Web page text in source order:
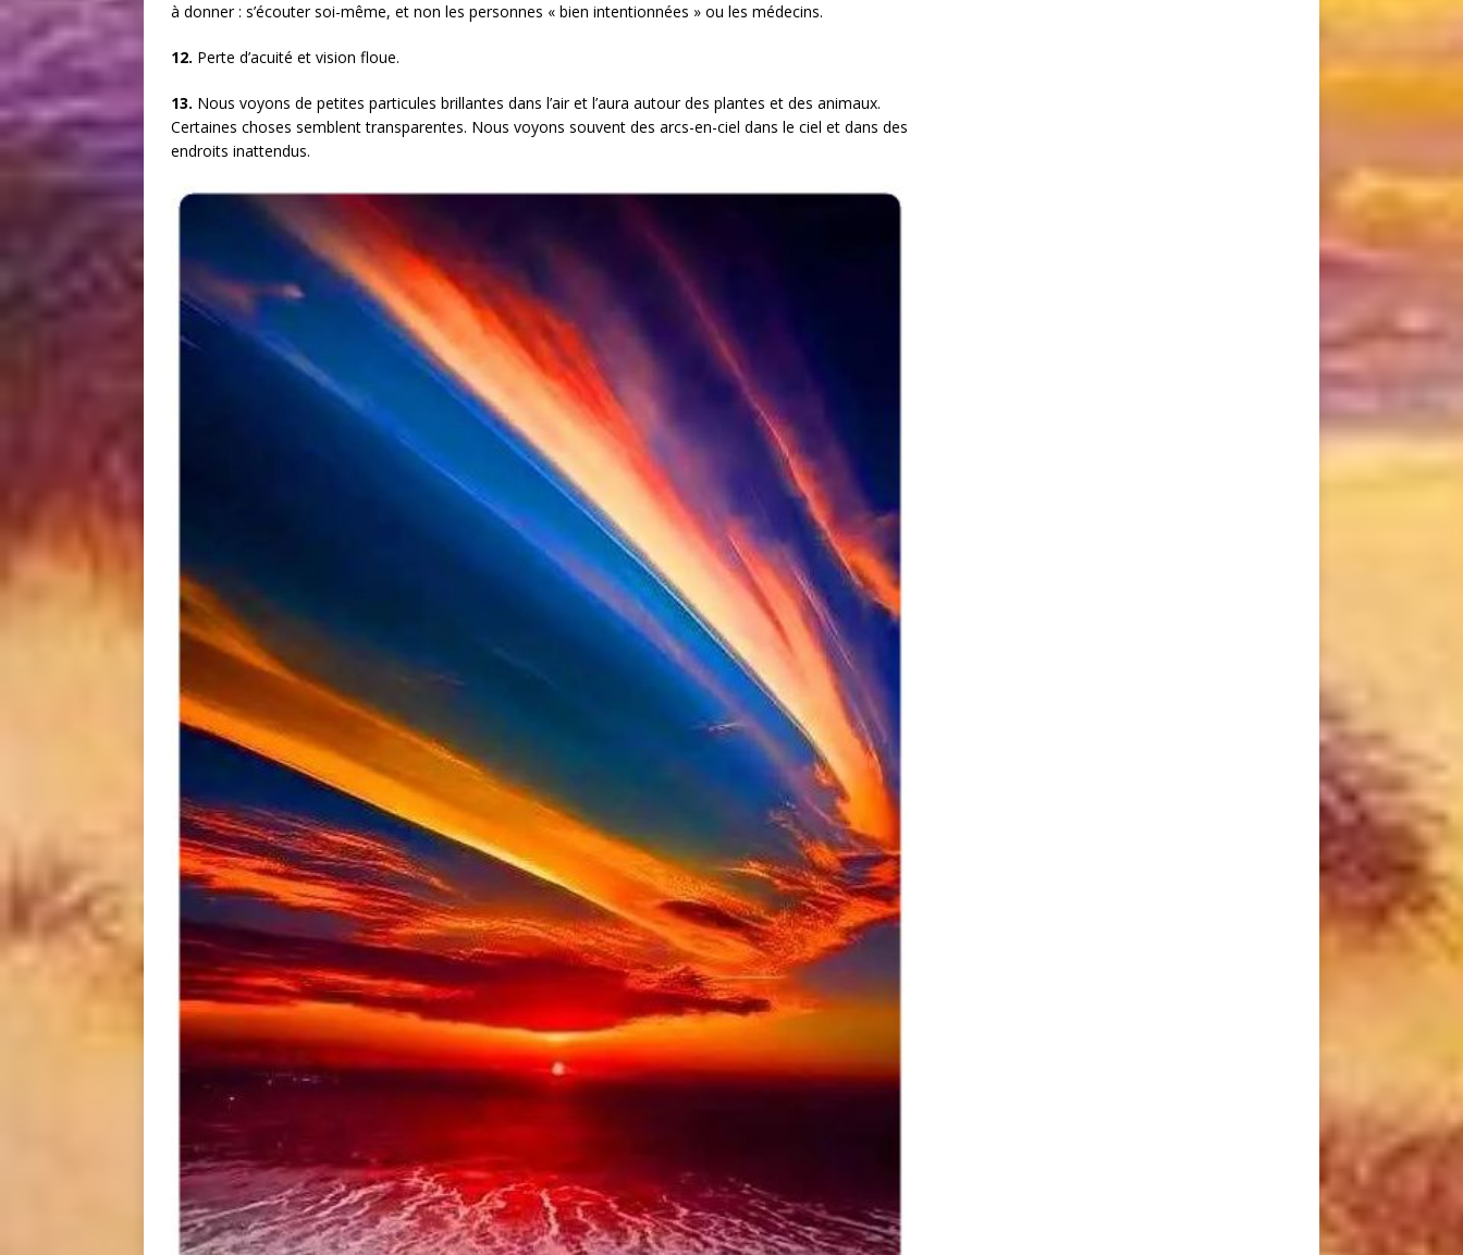
à donner : s’écouter soi-même, et non les personnes « bien intentionnées » ou les médecins.
12. Perte d’acuité et vision floue.
13. Nous voyons de petites particules brillantes dans l’air et l’aura autour des plantes et des animaux.
Certaines choses semblent transparentes. Nous voyons souvent des arcs-en-ciel dans le ciel et dans des
endroits inattendus.